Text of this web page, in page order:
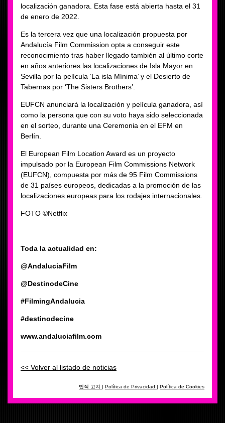
localización ganadora. Esta fase está abierta hasta el 31
de enero de 2022.
Es la tercera vez que una localización propuesta por
Andalucía Film Commission opta a conseguir este
reconocimiento tras haber llegado también al último corte
en años anteriores las localizaciones de Isla Mayor en
Sevilla por la película ‘La isla Mínima’ y el Desierto de
Tabernas por ‘The Sisters Brothers’.
EUFCN anunciará la localización y película ganadora, así
como la persona que con su voto haya sido seleccionada
en el sorteo, durante una Ceremonia en el EFM en
Berlín.
El European Film Location Award es un proyecto
impulsado por la European Film Commissions Network
(EUFCN), compuesta por más de 95 Film Commissions
de 31 países europeos, dedicadas a la promoción de las
localizaciones europeas para los rodajes internacionales.
FOTO ©Netflix
Toda la actualidad en:
@AndaluciaFilm
@DestinodeCine
#FilmingAndalucia
#destinodecine
www.andaluciafilm.com
<< Volver al listado de noticias
법적 고지 | Política de Privacidad | Política de Cookies